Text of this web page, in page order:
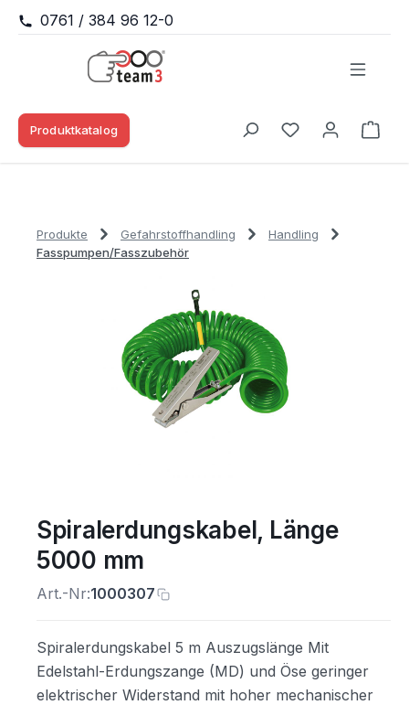
Zum Hauptinhalt springen
0761 / 384 96 12-0
Produktkatalog
Du hast 0
Produkte Gefahrstoffhandling
Handling
Fasspumpen/Fasszubehör
Bildergalerie überspringen
Spiralerdungskabel, Länge
5000 mm
Art.-Nr:1000307
Spiralerdungskabel 5 m Auszugslänge Mit
Edelstahl-Erdungszange (MD) und Öse geringer
elektrischer Widerstand mit hoher mechanischer